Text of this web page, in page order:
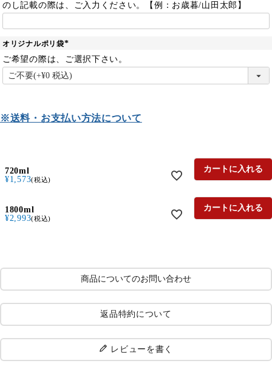
のし記載の際は、ご入力ください。【例：お歳暮/山田太郎】
オリジナルポリ袋
必
須
)
ご希望の際は、ご選択下さい。
※送料・お支払い方法について
720ml
¥1,573 税込
カートに入れる
1800ml
¥2,993 税込
カートに入れる
商品についてのお問い合わせ
返品特約について
レビューを書く